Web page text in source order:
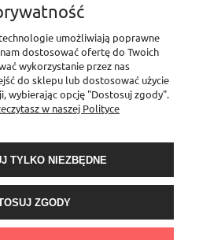
KONTO
O NAS
76/78, 02-626 Warszawa, woj.
umożliwiają poprawne
dostosować ofertę do Twoich
wykorzystanie przez nas
do sklepu lub dostosować użycie
wybierając opcję "Dostosuj zgody".
w naszej Polityce
TYLKO NIEZBĘDNE
ZGODY